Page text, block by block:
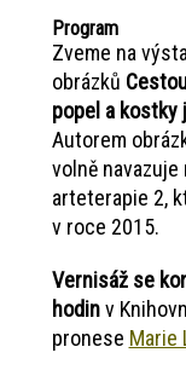
Program
Zveme na
obrázků
popel a kostky
Autorem
volně
arteterapie 2,
v roce 2015.
Vernisáž se
hodinv
pronese Marie